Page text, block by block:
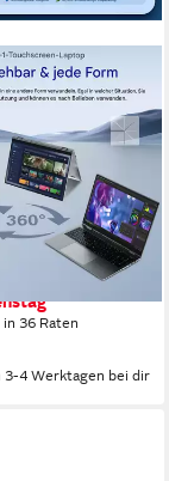
Tablet 16 Zoll
DE-Tastatur
Notebook
36 Raten
3-4 Werktagen bei dir